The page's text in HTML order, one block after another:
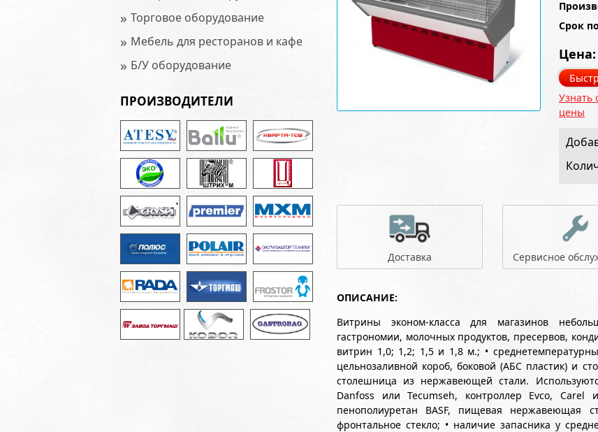
» Торговое оборудование
» Мебель для ресторанов и кафе
» Б/У оборудование
ПРОИЗВОДИТЕЛИ
Срок
Цена:
Узнать
цены
Доставка Сервисное
ОПИСАНИЕ:
Витрины эконом-класса для магазинов
гастрономии, молочных продуктов, пресервов,
витрин 1,0; 1,2; 1,5 и 1,8 м.; •
цельнозаливной короб, боковой (АБС пластик) и
столешница из нержавеющей стали.
Danfoss или Tecumseh, контроллер Evco, Carel
пенополиуретан BASF, пищевая нержавеющая
фронтальное стекло; • наличие запасника у